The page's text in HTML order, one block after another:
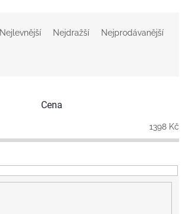
Nejlevnější Nejdražší Nejprodávanější
Cena
1398 Kč